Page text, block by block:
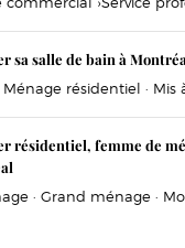
sa salle de bain à
résidentiel · Mis à
résidentiel, femme de
· Grand ménage ·